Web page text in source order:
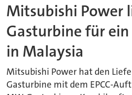
Mitsubishi Power
Gasturbine für
in Malaysia
Mitsubishi Power hat den
Gasturbine mit dem EPCC-